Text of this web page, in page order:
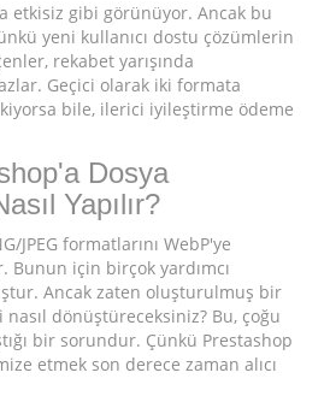
etkisiz gibi görünüyor. Ancak bu
yeni kullanıcı dostu çözümlerin
rekabet yarışında
Geçici olarak iki formata
bile, ilerici iyileştirme ödeme
Dosya
Yapılır?
JPEG formatlarını WebP'ye
Bunun için birçok yardımcı
Ancak zaten oluşturulmuş bir
dönüştüreceksiniz? Bu, çoğu
bir sorundur. Çünkü Prestashop
etmek son derece zaman alıcı